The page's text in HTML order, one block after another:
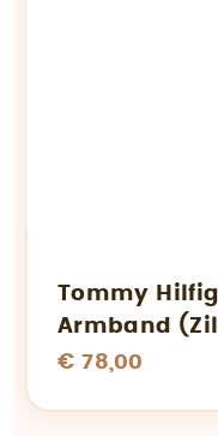
Tommy
Armband
€ 78,00